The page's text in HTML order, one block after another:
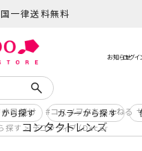
一律送料無料
日焼け コスメヲタちゃんねる
コンタクトレンズ
ら探す カラーから探す
探す デコラティブ（Decorative）